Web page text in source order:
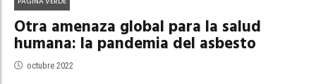
Otra amenaza global para la salud
humana: la pandemia del asbesto
octubre 2022